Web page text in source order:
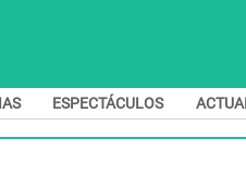
ESPECTÁCULOS